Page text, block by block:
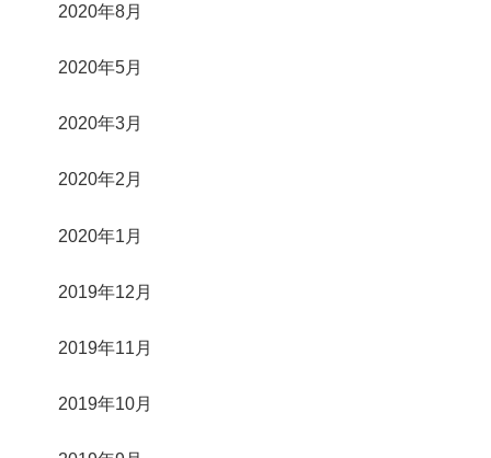
2020年8月
2020年5月
2020年3月
2020年2月
2020年1月
2019年12月
2019年11月
2019年10月